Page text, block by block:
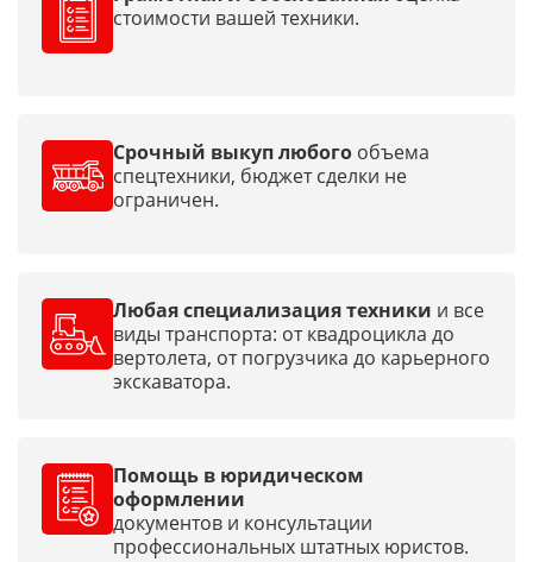
стоимости вашей техники.
Срочный выкуп любого объема
спецтехники, бюджет сделки не
ограничен.
Любая специализация техники и все
виды транспорта: от квадроцикла до
вертолета, от погрузчика до карьерного
экскаватора.
Помощь в юридическом
оформлении
документов и консультации
профессиональных штатных юристов.